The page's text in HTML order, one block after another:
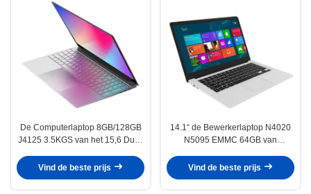
De Computerlaptop 8GB/128GB
J4125 3.5KGS van het 15,6 Duim
Vind de beste prijs
14.1“ de Bewerkerlaptop N4020
N5095 EMMC 64GB van
Vind de beste prijs